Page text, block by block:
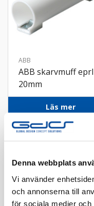
Denna webbplats
Vi använder
och annonserna till
för sociala medier
ABB
ABB skarvmuff eprl
20mm
Läs mer